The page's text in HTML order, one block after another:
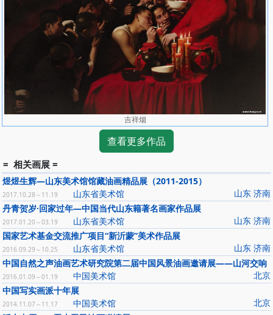
吉祥烟
查看更多作品
= 相关画展 =
煜煜生辉—山东美术馆馆藏油画精品展（2011-2015）
山东 济南
2017.10.28～11.19
山东省美术馆
丹青贺岁·回家过年—中国当代山东籍著名画家作品展
山东 济南
2017.01.20～03.19
山东省美术馆
国家艺术基金交流推广项目“新沂蒙”美术作品展
山东 济南
2016.09.29～10.25
山东省美术馆
中国自然之声油画艺术研究院第二届中国风景油画邀请展——山河交响
北京
2016.01.09～01.19
中国美术馆
中国写实画派十年展
北京
2014.11.07～11.17
中国美术馆